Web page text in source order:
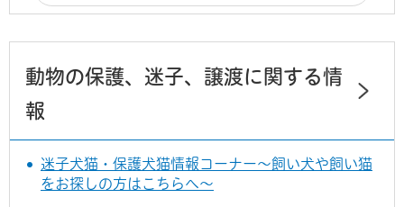
動物の保護、迷子、譲渡に関する情
報
迷子犬猫・保護犬猫情報コーナー～飼い犬や飼い猫
をお探しの方はこちらへ～